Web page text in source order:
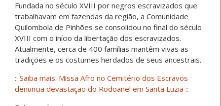
Fundada no século XVIII por negros escravizados que
trabalhavam em fazendas da região, a Comunidade
Quilombola de Pinhões se consolidou no final do século
XVIII com o início da libertação dos escravizados.
Atualmente, cerca de 400 famílias mantêm vivas as
tradições e os costumes herdados de seus ancestrais.
:: Saiba mais: Missa Afro no Cemitério dos Escravos
denuncia devastação do Rodoanel em Santa Luzia ::